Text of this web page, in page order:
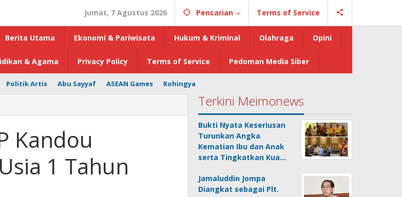
Jumat, 7 Agustus 2026 Pencarian Terms of Service
Berita Utama Ekonomi & Pariwisata Hukum & Kriminal Olahraga Opini
& Agama Privacy Policy Terms of Service Pedoman Media Siber
Politik Artis Abu Sayyaf ASEAN Games Rohingya
Kandou
1 Tahun
Terkini Meimonews
Bukti Nyata Keseriusan
Turunkan Angka
Kematian Ibu dan Anak
serta Tingkatkan Kua…
Jamaluddin Jompa
Diangkat sebagai Plt.